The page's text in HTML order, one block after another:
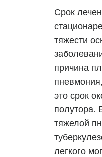
Срок
тяжести
причина
это срок
полутора.
тяжелой
легкого